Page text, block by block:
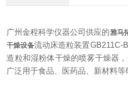
广州金程科学仪器公司供应的雅马
干燥设备流动床造粒装置GB211C-
造粒和湿粉体干燥的喷雾干燥器
广泛用于食品、医药品、新材料等